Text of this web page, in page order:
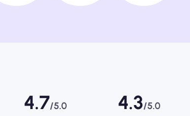
4.7/5.0 4.3/5.0